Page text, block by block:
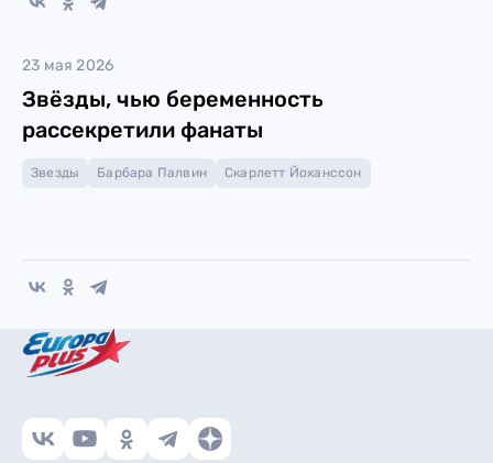
23 мая 2026
Звёзды, чью беременность
рассекретили фанаты
Звезды Барбара Палвин Скарлетт Йоханссон